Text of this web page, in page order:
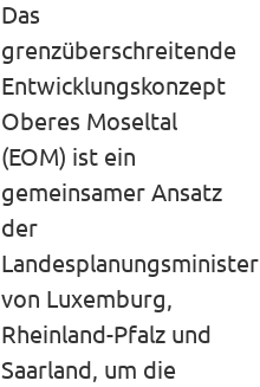
Das
grenzüberschreitende
Entwicklungskonzept
Oberes Moseltal
(EOM) ist ein
gemeinsamer Ansatz
der
von Luxemburg,
Rheinland-Pfalz und
Saarland, um die